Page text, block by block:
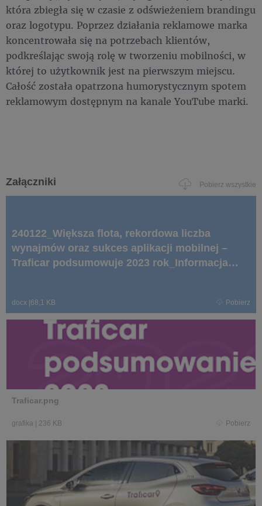
która zbiegła się w czasie z odświeżeniem brandingu
oraz logotypu. Poprzez działania reklamowe marka
koncentrowała się na potrzebach klientów,
podkreślając swoją rolę w tworzeniu mobilności, w
której to użytkownik jest na pierwszym miejscu.
Całość została opatrzona humorystycznym spotem
reklamowym dostępnym na kanale YouTube marki.
Załączniki Pobierz wszystkie
240122_Większa flota, rekordowa liczba
wynajmów oraz sukces aplikacji mobilnej –
Traficar podsumowuje 2023 rok_Informacja
docx 68,1 KB Pobierz
Traficar.png
grafika 236 KB Pobierz